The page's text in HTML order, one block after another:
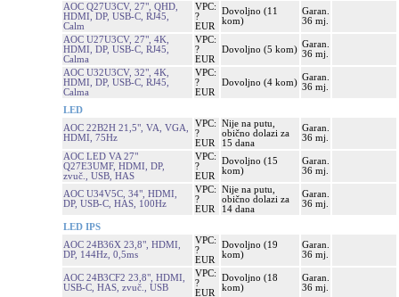
AOC Q27U3CV, 27", QHD,
HDMI, DP, USB-C, RJ45,
Calm
VPC:
?
EUR
Dovoljno (11
kom)
Garan.
36 mj.
AOC U27U3CV, 27", 4K,
HDMI, DP, USB-C, RJ45,
Calma
VPC:
?
EUR
Dovoljno (5 kom)
Garan.
36 mj.
AOC U32U3CV, 32", 4K,
HDMI, DP, USB-C, RJ45,
Calma
VPC:
?
EUR
Dovoljno (4 kom)
Garan.
36 mj.
LED
AOC 22B2H 21,5", VA, VGA,
HDMI, 75Hz
VPC:
?
EUR
Nije na putu,
obično dolazi za
15 dana
Garan.
36 mj.
AOC LED VA 27"
Q27E3UMF, HDMI, DP,
zvuč., USB, HAS
VPC:
?
EUR
Dovoljno (15
kom)
Garan.
36 mj.
AOC U34V5C, 34", HDMI,
DP, USB-C, HAS, 100Hz
VPC:
?
EUR
Nije na putu,
obično dolazi za
14 dana
Garan.
36 mj.
LED IPS
AOC 24B36X 23,8", HDMI,
DP, 144Hz, 0,5ms
VPC:
?
EUR
Dovoljno (19
kom)
Garan.
36 mj.
AOC 24B3CF2 23,8", HDMI,
USB-C, HAS, zvuč., USB
VPC:
?
EUR
Dovoljno (18
kom)
Garan.
36 mj.